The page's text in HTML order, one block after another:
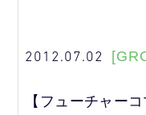
2012.07.02
【フューチャー